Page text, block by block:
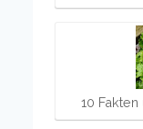
10